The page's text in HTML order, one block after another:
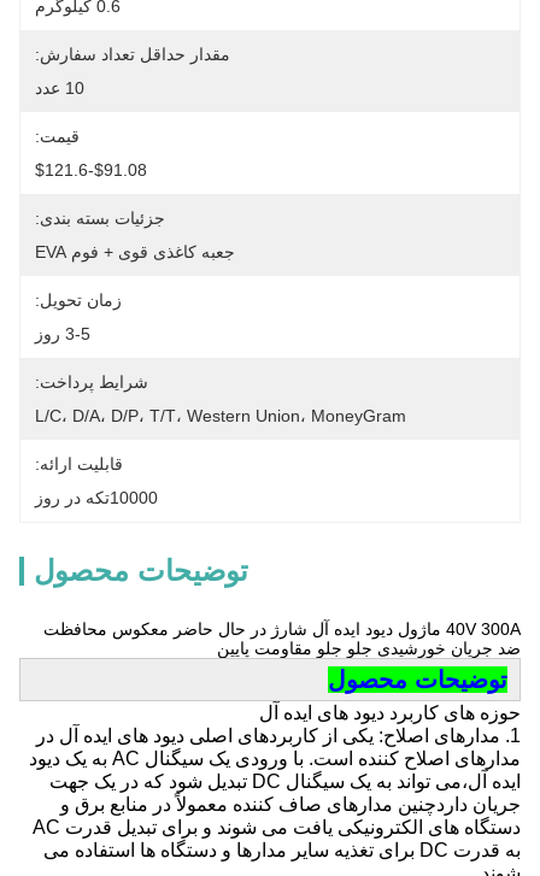
0.6 کیلوگرم
مقدار حداقل تعداد سفارش:
10 عدد
قیمت:
$91.08-$121.6
جزئیات بسته بندی:
جعبه کاغذی قوی + فوم EVA
زمان تحویل:
3-5 روز
شرایط پرداخت:
L/C، D/A، D/P، T/T، Western Union، MoneyGram
قابلیت ارائه:
10000تکه در روز
توضیحات محصول
40V 300A ماژول دیود ایده آل شارژ در حال حاضر معکوس محافظت
ضد جریان خورشیدی جلو جلو مقاومت پایین
توضیحات محصول
حوزه های کاربرد دیود های ایده آل
1. مدارهای اصلاح: یکی از کاربردهای اصلی دیود های ایده آل در
مدارهای اصلاح کننده است. با ورودی یک سیگنال AC به یک دیود
ایده آل،می تواند به یک سیگنال DC تبدیل شود که در یک جهت
جریان داردچنین مدارهای صاف کننده معمولاً در منابع برق و
دستگاه های الکترونیکی یافت می شوند و برای تبدیل قدرت AC
به قدرت DC برای تغذیه سایر مدارها و دستگاه ها استفاده می